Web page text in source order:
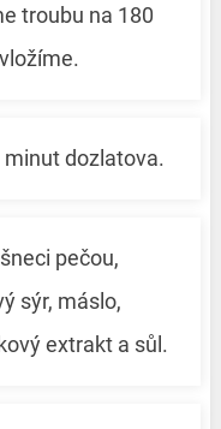
troubu na 180
dozlatova.
pečou,
sýr, máslo,
extrakt a sůl.